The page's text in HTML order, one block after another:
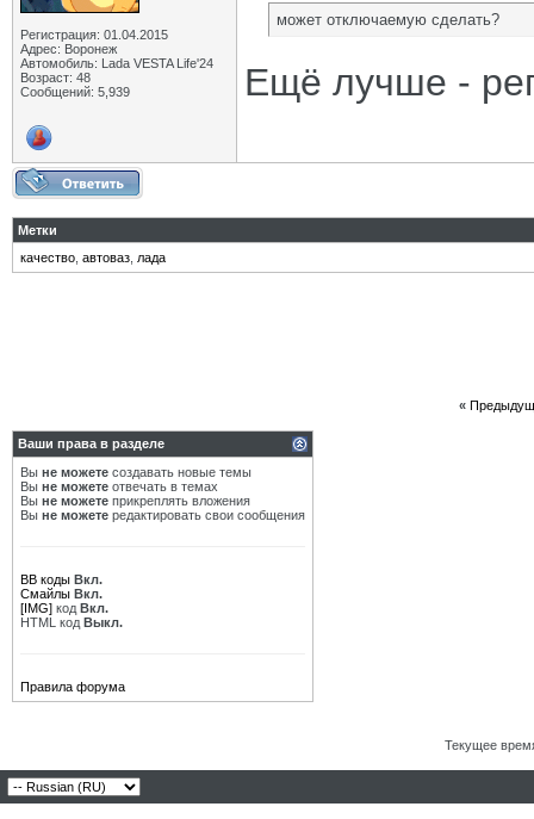
Регистрация: 01.04.2015
Адрес: Воронеж
Автомобиль: Lada VESTA Life'24
Возраст: 48
Сообщений: 5,939
может отключаемую сделать?
Ещё лучше -
Метки
качество автоваз лада
«
Ваши права в разделе
Вы не можете создавать новые темы
Вы не можете отвечать в темах
Вы не можете прикреплять вложения
Вы не можете редактировать свои сообщения
BB коды Вкл.
Смайлы Вкл.
[IMG] код Вкл.
HTML код Выкл.
Правила форума
Текущее